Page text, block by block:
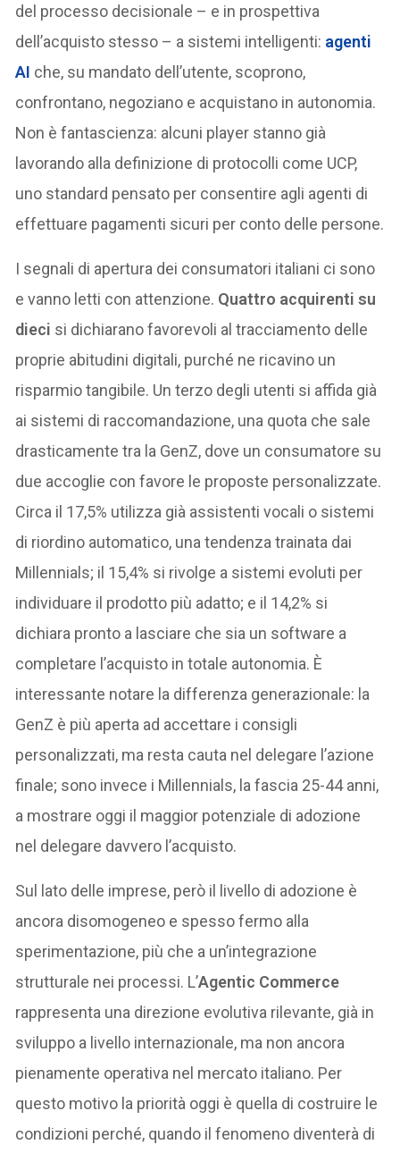
del processo decisionale – e in prospettiva
dell’acquisto stesso – a sistemi intelligenti: agenti
AI che, su mandato dell’utente, scoprono,
confrontano, negoziano e acquistano in autonomia.
Non è fantascienza: alcuni player stanno già
lavorando alla definizione di protocolli come UCP,
uno standard pensato per consentire agli agenti di
effettuare pagamenti sicuri per conto delle persone.
I segnali di apertura dei consumatori italiani ci sono
e vanno letti con attenzione. Quattro acquirenti su
dieci si dichiarano favorevoli al tracciamento delle
proprie abitudini digitali, purché ne ricavino un
risparmio tangibile. Un terzo degli utenti si affida già
ai sistemi di raccomandazione, una quota che sale
drasticamente tra la GenZ, dove un consumatore su
due accoglie con favore le proposte personalizzate.
Circa il 17,5% utilizza già assistenti vocali o sistemi
di riordino automatico, una tendenza trainata dai
Millennials; il 15,4% si rivolge a sistemi evoluti per
individuare il prodotto più adatto; e il 14,2% si
dichiara pronto a lasciare che sia un software a
completare l’acquisto in totale autonomia. È
interessante notare la differenza generazionale: la
GenZ è più aperta ad accettare i consigli
personalizzati, ma resta cauta nel delegare l’azione
finale; sono invece i Millennials, la fascia 25-44 anni,
a mostrare oggi il maggior potenziale di adozione
nel delegare davvero l’acquisto.
Sul lato delle imprese, però il livello di adozione è
ancora disomogeneo e spesso fermo alla
sperimentazione, più che a un’integrazione
strutturale nei processi. L’Agentic Commerce
rappresenta una direzione evolutiva rilevante, già in
sviluppo a livello internazionale, ma non ancora
pienamente operativa nel mercato italiano. Per
questo motivo la priorità oggi è quella di costruire le
condizioni perché, quando il fenomeno diventerà di